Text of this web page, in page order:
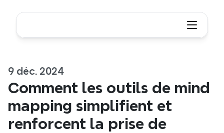
9 déc. 2024
Comment les outils de mind
mapping simplifient et
renforcent la prise de